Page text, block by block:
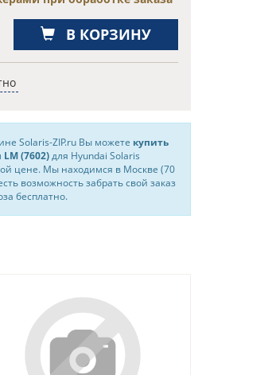
В КОРЗИНУ
Solaris-ZIP.ru Вы можете купить
(7602)для Hyundai Solaris
цене. Мы находимся в Москве (70
возможность забрать свой заказ
бесплатно.